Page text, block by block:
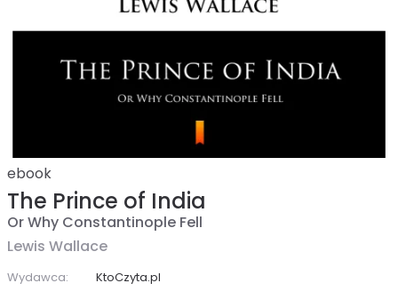
ebook
The Prince of India
Or Why Constantinople Fell
Lewis Wallace
Wydawca:
KtoCzyta.pl